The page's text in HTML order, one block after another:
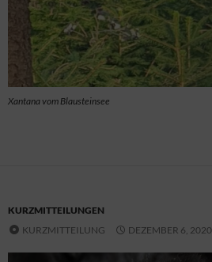
Xantana vom Blausteinsee
KURZMITTEILUNGEN
KURZMITTEILUNG
DEZEMBER 6, 2020